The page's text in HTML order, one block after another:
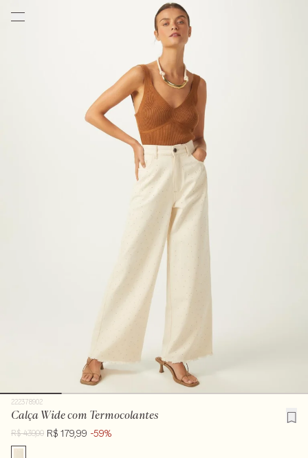
222378902
Calça Wide com Termocolantes
R$ 439,00 R$ 179,99 -59%